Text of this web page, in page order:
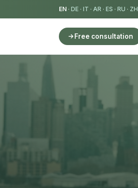
EN · DE · IT · AR · ES · RU · ZH
Free consultation